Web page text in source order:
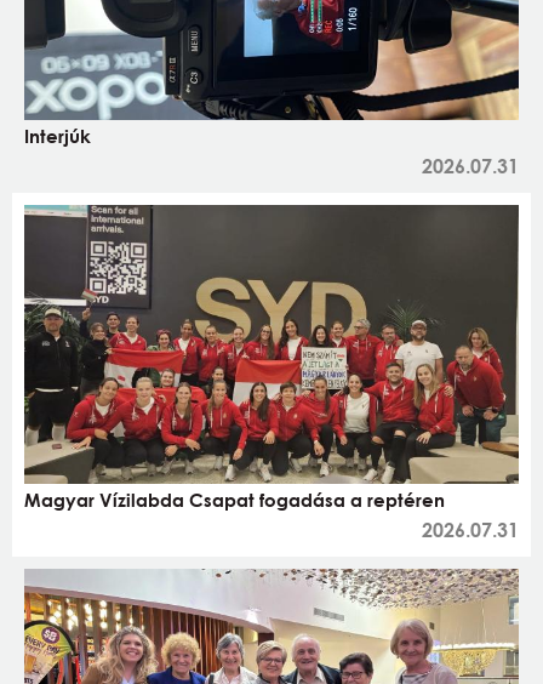
Interjúk
2026.07.31
Magyar Vízilabda Csapat fogadása a reptéren
2026.07.31